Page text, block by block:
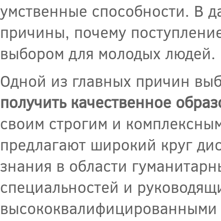
умственные способности. В
причины, почему
выбором для молодых людей.
Одной из главных причин
получить качественное
своим строгим и
предлагают широкий круг
знания в области
специальностей и
высококвалифицированными